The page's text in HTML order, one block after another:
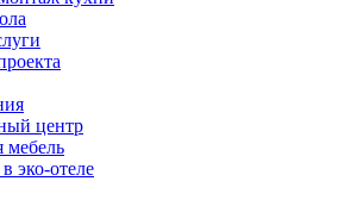
центр
мебель
эко-отеле